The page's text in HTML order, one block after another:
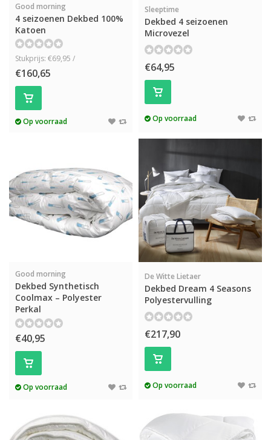
Good morning
4 seizoenen Dekbed 100%
Katoen
Stukprijs: €69,95 /
€160,65
Op voorraad
Sleeptime
Dekbed 4 seizoenen
Microvezel
€64,95
Op voorraad
Good morning
Dekbed Synthetisch
Coolmax – Polyester
Perkal
€40,95
Op voorraad
De Witte Lietaer
Dekbed Dream 4 Seasons
Polyestervulling
€217,90
Op voorraad